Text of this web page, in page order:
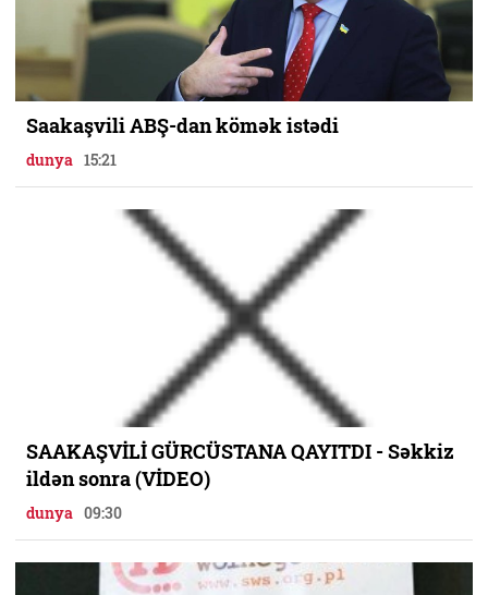
Saakaşvili ABŞ-dan kömək istədi
dunya 15:21
SAAKAŞVİLİ GÜRCÜSTANA QAYITDI - Səkkiz
ildən sonra (VİDEO)
dunya 09:30